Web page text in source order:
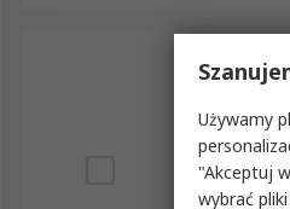
Używamy
"Akceptuj
wybrać